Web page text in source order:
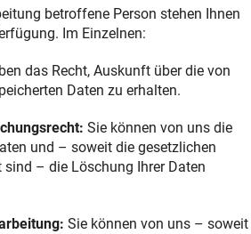
betroffene Person stehen Ihnen
Im Einzelnen:
das Recht, Auskunft über die von
Daten zu erhalten.
Sie können von uns die
und – soweit die gesetzlichen
– die Löschung Ihrer Daten
Sie können von uns – soweit